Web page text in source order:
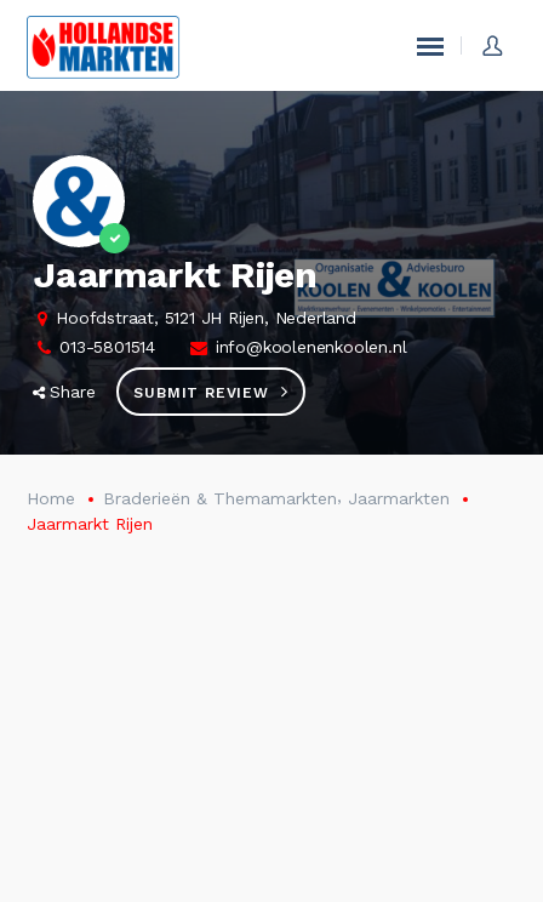
Jaarmarkt Rijen
Hoofdstraat, 5121 JH Rijen, Nederland
013-5801514
info@koolenenkoolen.nl
Share SUBMIT REVIEW
Home Braderieën & Themamarkten, Jaarmarkten
Jaarmarkt Rijen